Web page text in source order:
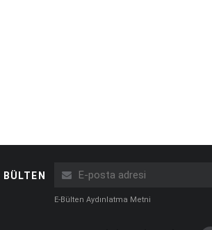
BÜLTEN
E-Bülten Aydınlatma Metni